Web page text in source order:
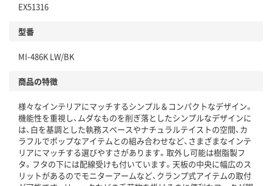
EX51316
型番
MI-486K LW/BK
商品の特徴
様々なインテリアにマッチするシンプル＆コンパクトなデザイン。
機能性を重視し、ムダなものを削ぎ落としたシンプルなデザインに
は、白を基調とした執務スペースやナチュラルテイストの空間、カ
ラフルでポップなアイテムとの組み合わせなど、さまざまなインテ
リアにマッチする選びやすさがあります。取外し可能は樹脂製フ
タ。フタの下には配線受けも付いています。天板の中央に幅広のス
リットがあるのでモニターアームなど、クランプ式アイテムの取付